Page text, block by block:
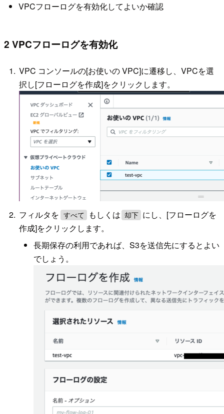
VPCフローログを有効化してよいか確認
2 VPCフローログを有効化
VPC コンソールの[お使いの VPC]に遷移し、VPCを選
択し[フローログを作成]をクリックします。
フィルタを すべて もしくは 却下 にし、[フローログを
作成]をクリックします。
長期保存の利用であれば、S3を送信先にするとよい
でしょう。